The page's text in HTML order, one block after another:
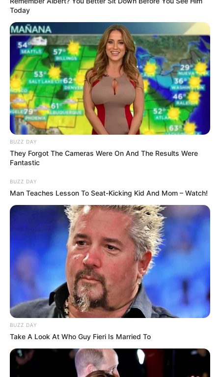
2. Beginilah momen saat ia dinobatkan menjadi Miss
Indonesia 2019
Today
BUZZ DAY
They Forgot The Cameras Were On And The Results Were
Fantastic
BUZZ DAY
Man Teaches Lesson To Seat-Kicking Kid And Mom – Watch!
BUZZ DAY
Take A Look At Who Guy Fieri Is Married To